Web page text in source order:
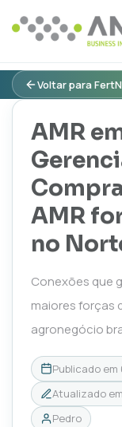
Voltar para
AMR
AMR
no
Conexões que
maiores forças
agronegócio
Publicado em
Atualizado em
Pedro